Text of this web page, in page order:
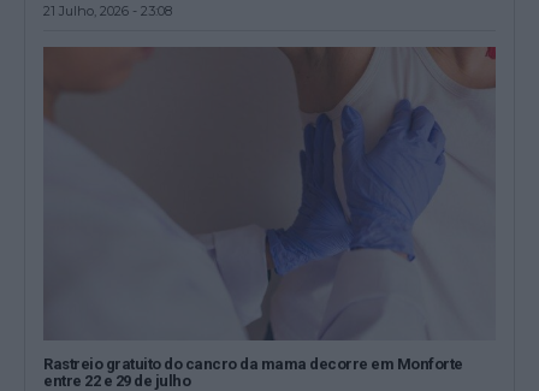
21 Julho, 2026 - 23:08
Rastreio gratuito do cancro da mama decorre em Monforte
entre 22 e 29 de julho